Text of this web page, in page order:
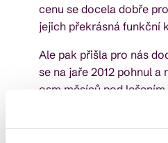
cenu se docela dobře
jejich překrásná funkční
Ale pak přišla pro nás
se na jaře 2012 pohnul a
osm měsíců pod
cokoliv do showroomu